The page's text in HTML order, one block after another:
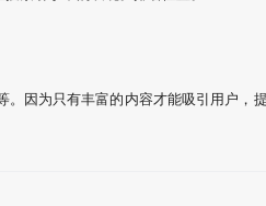
因为只有丰富的内容才能吸引用户